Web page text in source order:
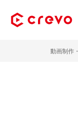
動画制作